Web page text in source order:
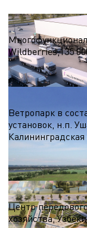
Логистические центры
Wildberries,135
S = 135 000 кв.м.
Ветропарк в
установок, н.п.
Выставочный
Центр
хозяйства,